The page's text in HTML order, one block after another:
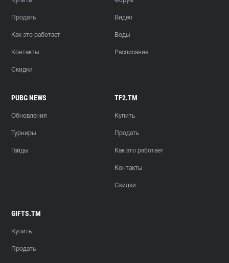
Продать
Как это работает
Контакты
Скидки
Видео
Воды
Расписание
PUBG NEWS
Обновления
Турниры
Гайды
TF2.TM
Купить
Продать
Как это работает
Контакты
Скидки
GIFTS.TM
Купить
Продать